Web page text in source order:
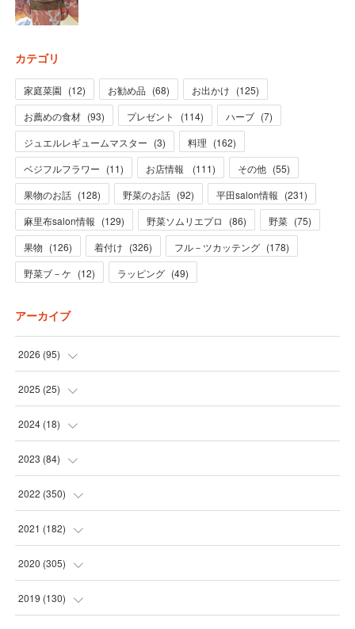
カテゴリ
家庭菜園 (12) お勧め品 (68) お出かけ (125)
お薦めの食材 (93) プレゼント (114) ハーブ (7)
ジュエルレギュームマスター (3) 料理 (162)
ベジフルフラワー (11) お店情報 (111) その他 (55)
果物のお話 (128) 野菜のお話 (92) 平田salon情報 (231)
麻里布salon情報 (129) 野菜ソムリエプロ (86) 野菜 (75)
果物 (126) 着付け (326) フル－ツカッテング (178)
野菜ブ－ケ (12) ラッピング (49)
アーカイブ
2026 (95)
(5
(31 )
(28
(31
2025 (25)
(3
(19 )
(1)
(1)
2024(18)
(1
(12
(2)
(1)
2023 (84)
(1)
(24
(24
(1)
2022 (350)
(16
(30
(31
2021 (182)
(25
(17
2020 (305)
(31
2019 (130)